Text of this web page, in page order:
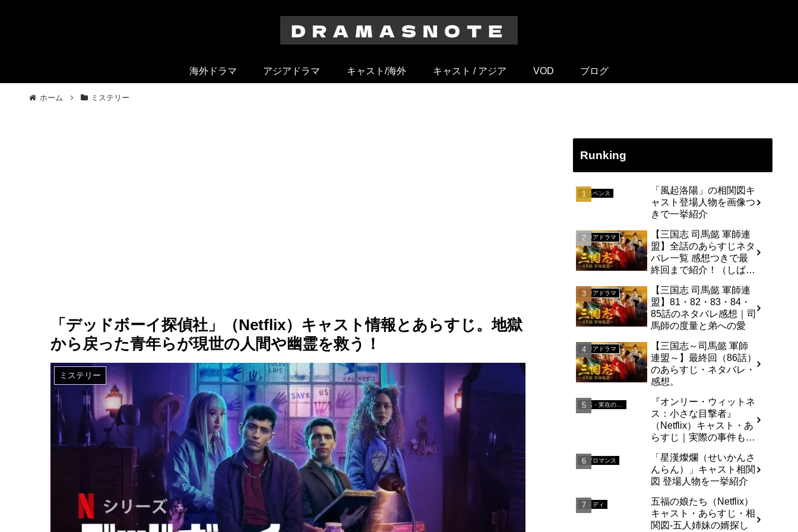
海外ドラマ アジアドラマ キャスト/海外 キャスト / アジア VOD ブログ
ホーム ミステリー
「デッドボーイ探偵社」（Netflix）キャスト情報とあらすじ。地獄
から戻った青年らが現世の人間や幽霊を救う！
ミステリー
Runking
サスペンス
「風起洛陽」の相関図キ
ャスト登場人物を画像つ
きで一挙紹介
アジアドラマ
【三国志 司馬懿 軍師連
盟】全話のあらすじネタ
バレ一覧 感想つきで最
終回まで紹介！（しば
アジアドラマ
【三国志 司馬懿 軍師連
盟】81・82・83・84・
85話のネタバレ感想｜司
馬師の度量と弟への愛
アジアドラマ
【三国志～司馬懿 軍師
連盟～】最終回（86話）
のあらすじ・ネタバレ・
感想。
『オンリー・ウィットネ
ス：小さな目撃者』
（Netflix）キャスト・あ
らすじ｜実際の事件も解
ラブロマンス
「星漢燦爛（せいかんさ
んらん）」キャスト相関
図 登場人物を一挙紹介
コメディ
五福の娘たち（Netflix）
キャスト・あらすじ・相
関図-五人姉妹の婿探し